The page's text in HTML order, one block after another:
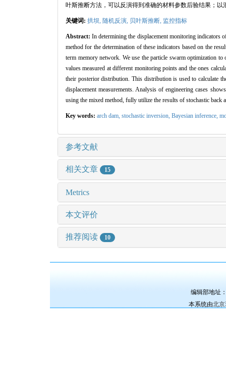
叶斯推断方法，可以反演得到准确的材料参数后验结果；
关键词: 拱坝, 随机反演, 贝叶斯推断, 监控指标
Abstract:In determining the displacement monitoring indicators
method for the determination of these indicators based on the
term memory network. We use the particle swarm optimization
values measured at different monitoring points and the ones
their posterior distribution. This distribution is used to calculate
displacement measurements. Analysis of engineering cases
using the mixed method, fully utilize the results of stochastic back
Key words: arch dam, stochastic inversion, Bayesian inference,
参考文献
相关文章 15
Metrics
本文评价
推荐阅读 10
编辑部地址
本系统由北